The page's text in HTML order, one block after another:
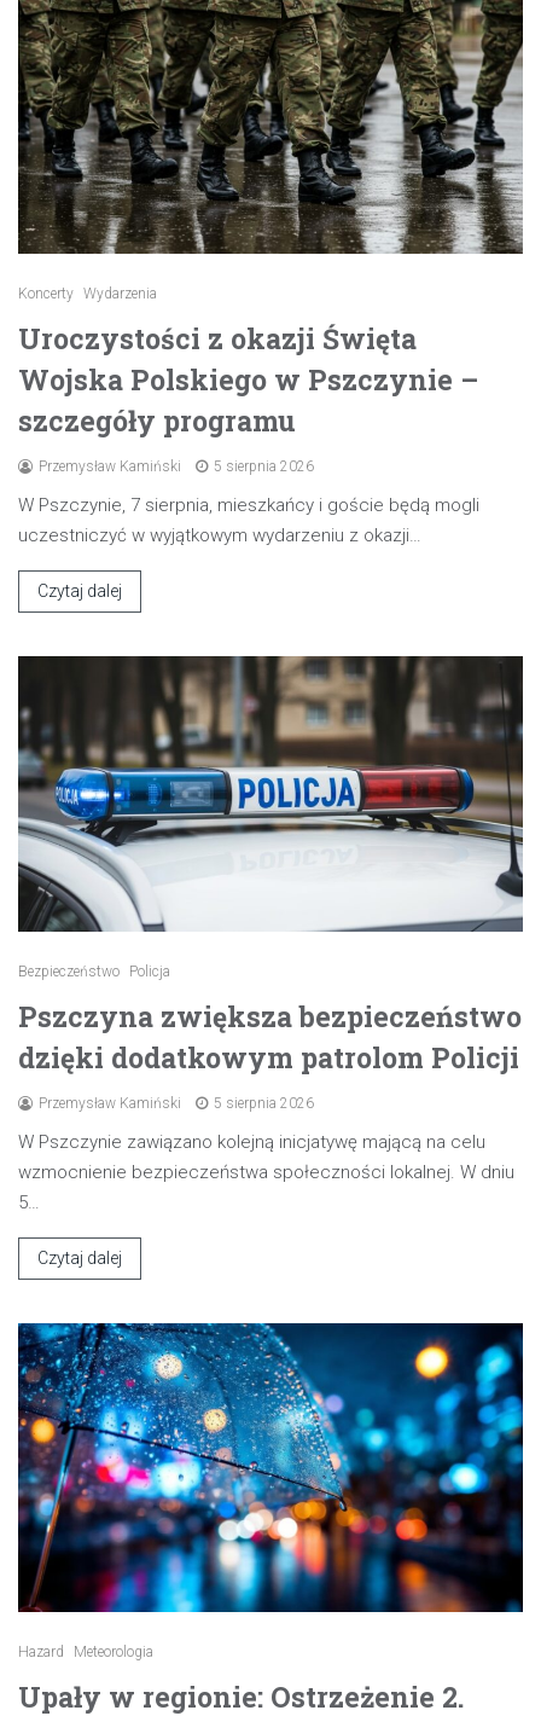
Koncerty Wydarzenia
Uroczystości z okazji Święta
Wojska Polskiego w Pszczynie –
szczegóły programu
Przemysław Kamiński 5 sierpnia 2026
W Pszczynie, 7 sierpnia, mieszkańcy i goście będą mogli
uczestniczyć w wyjątkowym wydarzeniu z okazji…
Czytaj dalej
Bezpieczeństwo Policja
Pszczyna zwiększa bezpieczeństwo
dzięki dodatkowym patrolom Policji
Przemysław Kamiński 5 sierpnia 2026
W Pszczynie zawiązano kolejną inicjatywę mającą na celu
wzmocnienie bezpieczeństwa społeczności lokalnej. W dniu
5…
Czytaj dalej
Hazard Meteorologia
Upały w regionie: Ostrzeżenie 2.